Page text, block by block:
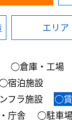
エリア
◯倉庫・工場
宿泊施設
フラ施設
◯賃
庁舎
◯駐車